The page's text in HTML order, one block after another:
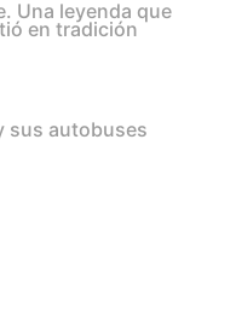
Una leyenda que
en tradición
sus autobuses